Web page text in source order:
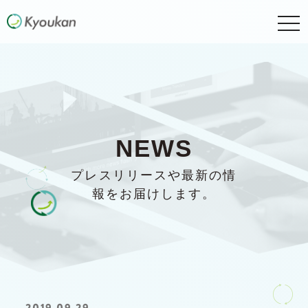
NEWS
プレスリリースや最新の情
報をお届けします。